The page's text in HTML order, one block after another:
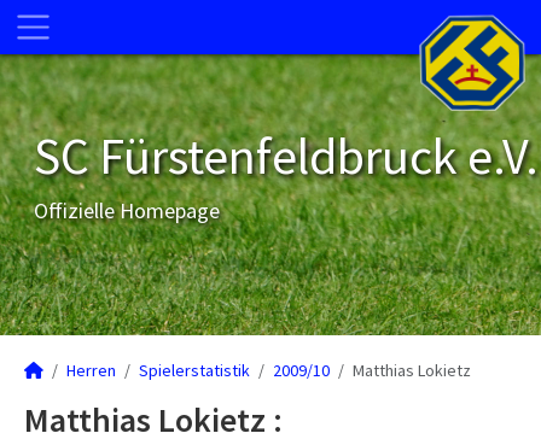
SC Fürstenfeldbruck e.V.
Offizielle Homepage
Herren Spielerstatistik 2009/10 Matthias Lokietz
Matthias Lokietz :